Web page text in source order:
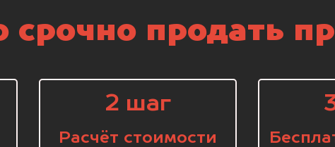
продать
2 шаг
Расчёт стоимости